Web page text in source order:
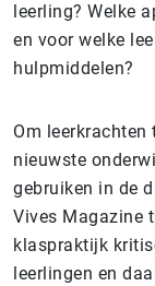
leerling? Welke
en voor welke
hulpmiddelen?
Om
nieuwste
gebruiken in de
Vives Magazine
klaspraktijk
leerlingen en